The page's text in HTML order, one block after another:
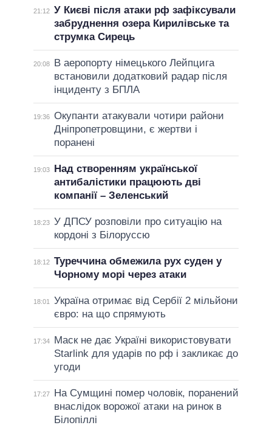
21:12 У Києві після атаки рф зафіксували
забруднення озера Кирилівське та
струмка Сирець
20:08
В аеропорту німецького Лейпцига
встановили додатковий радар після
інциденту з БПЛА
19:36 Окупанти атакували чотири райони
Дніпропетровщини, є жертви і
поранені
19:03
Над створенням української
антибалістики працюють дві
компанії – Зеленський
18:23 У ДПСУ розповіли про ситуацію на
кордоні з Білоруссю
18:12 Туреччина обмежила рух суден у
Чорному морі через атаки
18:01
Україна отримає від Сербії 2 мільйони
євро: на що спрямують
17:34
Маск не дає Україні використовувати
Starlink для ударів по рф і закликає до
угоди
17:27
На Сумщині помер чоловік, поранений
внаслідок ворожої атаки на ринок в
Білопіллі